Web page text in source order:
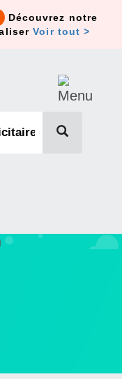
Découvrez notre
Voir tout >